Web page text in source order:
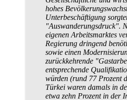
hohes
Unterbeschäftigung
"Auswanderungs­druck".
eigenen Arbeitsmarktes
Regierung dringend
sowie einen
zurückkehrende
entsprechende
würden (rund 77 Prozent
Türkei waren damals in
etwa zehn Prozent in der